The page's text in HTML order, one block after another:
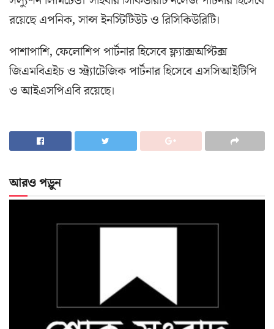
রয়েছে এপনিক, সান্স ইনস্টিটিউট ও রিসিকিউরিটি।
পাশাপাশি, ফেলোশিপ পার্টনার হিসেবে ফ্ল্যাক্সঅপ্টিক্স
জিএমবিএইচ ও স্ট্র্যাটেজিক পার্টনার হিসেবে এসসিআইটিপি
ও আইএসপিএবি রয়েছে।
আরও পড়ুন